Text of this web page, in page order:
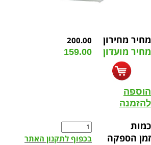
מחיר מחירון 200.00
מחיר מועדון 159.00
הוספה
להזמנה
כמות
זמן הספקה
בכפוף לתקנון האתר